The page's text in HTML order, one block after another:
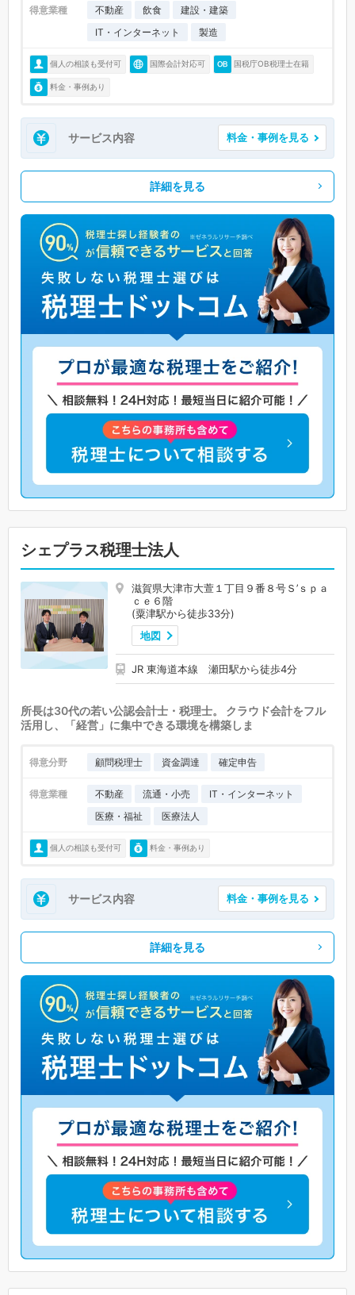
得意業種 不動産 飲食
建設・建築
IT・インターネット
製造
個人の相談も受付可 国際会計対応可 国税庁OB税理士在籍
料金・事例あり
サービス内容 料金・事例を見る
詳細を見る
シェプラス税理士法人
滋賀県大津市大萱１丁目９番８号Ｓ’ｓｐａ
ｃｅ６階
(粟津駅から徒歩33分)
地図
JR 東海道本線 瀬田駅から徒歩4分
所長は30代の若い公認会計士・税理士。 クラウド会計をフル
活用し、「経営」に集中できる環境を構築しま
得意分野 顧問税理士 資金調達 確定申告
得意業種 不動産 流通・小売
IT・インターネット
医療・福祉
医療法人
個人の相談も受付可 料金・事例あり
サービス内容 料金・事例を見る
詳細を見る